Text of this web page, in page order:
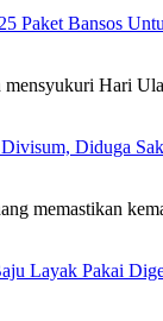
Paket Bansos
Hari
Diduga
memastikan
Layak Pakai